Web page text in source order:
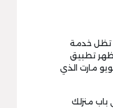
تظل خدمة
ظهر تطبيق
مارت الذي
باب منزلك